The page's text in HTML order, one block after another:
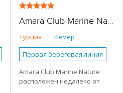
Amara Club Marine Nature
Турция
Кемер
Первая береговая линия
Городской более 3 км от
центра города
Amara Club Marine Nature
расположен недалеко от